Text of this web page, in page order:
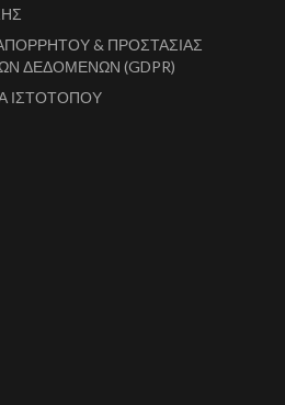
& ΠΡΟΣΤΑΣΙΑΣ
ΔΕΔΟΜΕΝΩΝ (GDPR)
ΙΣΤΟΤΟΠΟΥ